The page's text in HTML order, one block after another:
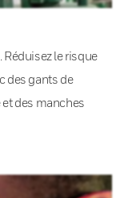
le risque
des gants de
des manches